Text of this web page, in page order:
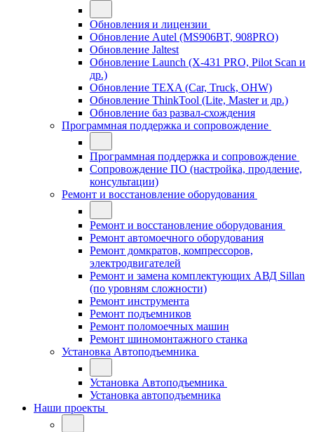
Обновления и лицензии
Обновление Autel (MS906BT, 908PRO)
Обновление Jaltest
Обновление Launch (X-431 PRO, Pilot Scan и
др.)
Обновление TEXA (Car, Truck, OHW)
Обновление ThinkTool (Lite, Master и др.)
Обновление баз развал-схождения
Программная поддержка и сопровождение
Программная поддержка и сопровождение
Сопровождение ПО (настройка, продление,
консультации)
Ремонт и восстановление оборудования
Ремонт и восстановление оборудования
Ремонт автомоечного оборудования
Ремонт домкратов, компрессоров,
электродвигателей
Ремонт и замена комплектующих АВД Sillan
(по уровням сложности)
Ремонт инструмента
Ремонт подъемников
Ремонт поломоечных машин
Ремонт шиномонтажного станка
Установка Автоподъемника
Установка Автоподъемника
Установка автоподъемника
Наши проекты